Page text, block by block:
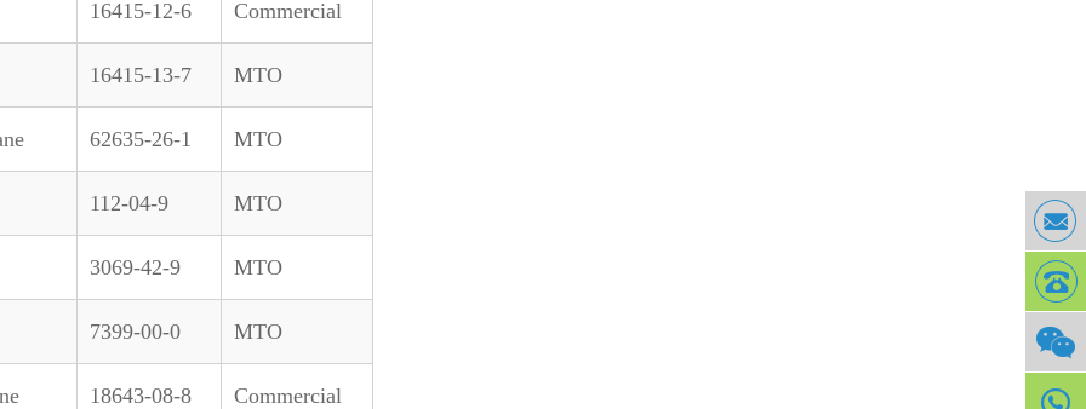
16415-12-6 Commercial
16415-13-7 MTO
62635-26-1 MTO
112-04-9 MTO
3069-42-9 MTO
7399-00-0 MTO
18643-08-8 Commercial